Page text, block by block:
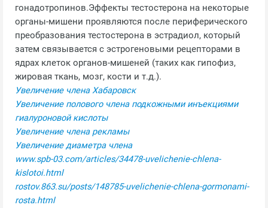
гонадотропинов.Эффекты тестостерона на некоторые
органы-мишени проявляются после периферического
преобразования тестостерона в эстрадиол, который
затем связывается с эстрогеновыми рецепторами в
ядрах клеток органов-мишеней (таких как гипофиз,
жировая ткань, мозг, кости и т.д.).
Увеличение члена Хабаровск
Увеличение полового члена подкожными инъекциями
гиалуроновой кислоты
Увеличение члена рекламы
Увеличение диаметра члена
www.spb-03.com/articles/34478-uvelichenie-chlena-
kislotoi.html
rostov.863.su/posts/148785-uvelichenie-chlena-gormonami-
rosta.html